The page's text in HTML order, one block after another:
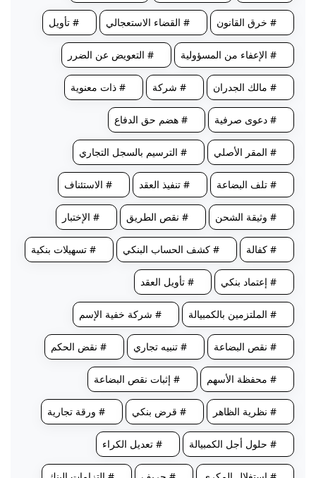
# خرق القانون # القضاء الاستعجالي # تأويل
# الإعفاء من المسؤولية # التعويض عن الضرر
# مالك الجدران # شركة # ذات معنوية
# دعوى صرفية # هضم حق الدفاع
# المقر الأصلي # الترسيم بالسجل التجاري
# تلف البضاعة # تنفيذ العقد # الاستئناف
# وثيقة الشحن # نقص الطريق # الإختبار
# كفالة # كشف الحساب البنكي # تسهيلات بنكية
# إعتماد بنكي # تأويل العقد
# الملتزمين بالكمبيالة # شركة خفية الإسم
# نقص البضاعة # تنبيه تجاري # نقض الحكم
# محفظة الأسهم # إثبات نقص البضاعة
# نظرية الظاهر # قرض بنكي # ورقة تجارية
# حلول أجل الكمبيالة # تعديل الكراء